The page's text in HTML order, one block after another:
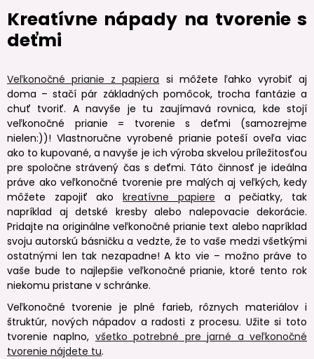
Kreatívne nápady na tvorenie s
deťmi
Veľkonočné prianie z papiera si môžete ľahko vyrobiť aj
doma – stačí pár základných pomôcok, trocha fantázie a
chuť tvoriť. A navyše je tu zaujímavá rovnica, kde stojí
veľkonočné prianie = tvorenie s deťmi (samozrejme
nielen:))! Vlastnoručne vyrobené prianie poteší oveľa viac
ako to kupované, a navyše je ich výroba skvelou príležitosťou
pre spoločne strávený čas s deťmi. Táto činnosť je ideálna
práve ako veľkonočné tvorenie pre malých aj veľkých, kedy
môžete zapojiť akokreatívne papiere a pečiatky, tak
napríklad aj detské kresby alebo nalepovacie dekorácie.
Pridajte na originálne veľkonočné prianie text alebo napríklad
svoju autorskú básničku a vedzte, že to vaše medzi všetkými
ostatnými len tak nezapadne! A kto vie – možno práve to
vaše bude to najlepšie veľkonočné prianie, ktoré tento rok
niekomu pristane v schránke.
Veľkonočné tvorenie je plné farieb, rôznych materiálov i
štruktúr, nových nápadov a radosti z procesu. Užite si toto
tvorenie naplno, všetko potrebné pre jarné a veľkonočné
tvorenie nájdete tu.